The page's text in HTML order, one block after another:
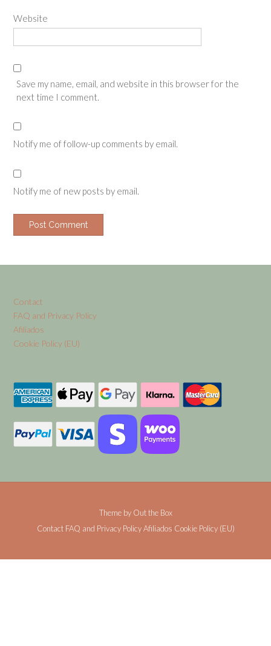
Website
Save my name, email, and website in this browser for the
next time I comment.
Notify me of follow-up comments by email.
Notify me of new posts by email.
Contact
FAQ and Privacy Policy
Afiliados
Cookie Policy (EU)
Theme by Out the Box
Contact FAQ and Privacy Policy Afiliados Cookie Policy (EU)